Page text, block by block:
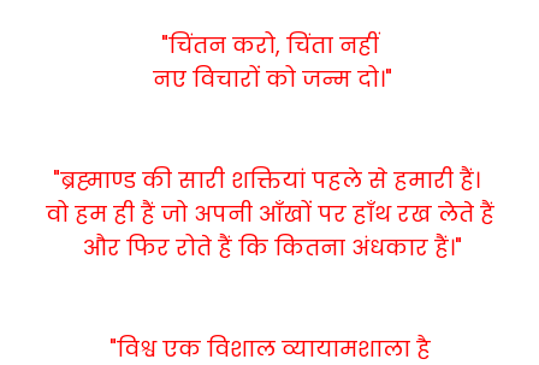
"चिंतन करो, चिंता नहीं
नए विचारों को जन्म दो।"
"ब्रह्माण्ड की सारी शक्तियां पहले से हमारी हैं।
वो हम ही हैं जो अपनी आँखों पर हाँथ रख लेते हैं
और फिर रोते हैं कि कितना अंधकार हैं।"
"विश्व एक विशाल व्यायामशाला है